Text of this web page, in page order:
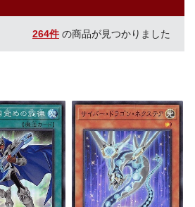
264件 の商品が見つかりました